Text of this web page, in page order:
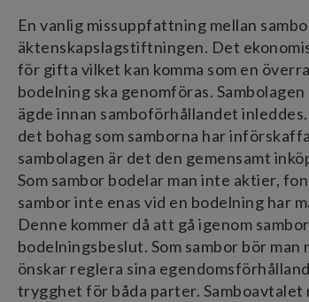
En vanlig missuppfattning mellan
äktenskapslagstiftningen. Det
för gifta vilket kan komma som en
bodelning ska genomföras.
ägde innan samboförhållandet
det bohag som samborna har
sambolagen är det den gemensamt
Som sambor bodelar man inte aktier,
sambor inte enas vid en bodelning har
Denne kommer då att gå igenom
bodelningsbeslut. Som sambor bör
önskar reglera sina
trygghet för båda parter.